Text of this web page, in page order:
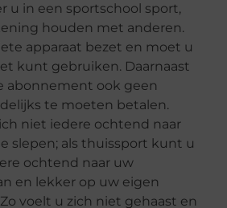
u in een sportschool sport,
houden met anderen.
apparaat bezet en moet u
kunt gebruiken. Daarnaast
abonnement ook geen
te moeten betalen.
niet iedere ochtend naar
slepen; als thuissport kunt u
ochtend naar uw
en lekker op uw eigen
voelt u zich niet gehaast en